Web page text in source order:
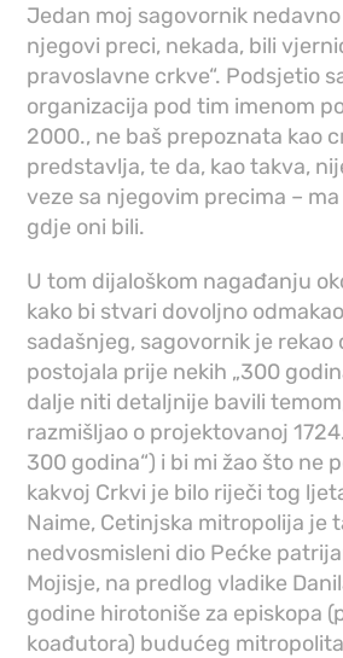
Jedan moj sagovornik
njegovi preci, nekada, bili
pravoslavne crkve“. Podsjetio
organizacija pod tim imenom
2000., ne baš prepoznata kao
predstavlja, te da, kao takva,
veze sa njegovim precima – ma
gd‌je oni bili.
U tom dijaloškom nagađanju
kako bi stvari dovoljno
sadašnjeg, sagovornik je rekao
postojala prije nekih „300
dalje niti detaljnije bavili
razmišljao o projektovanoj
300 godina“) i bi mi žao što ne
kakvoj Crkvi je bilo riječi tog
Naime, Cetinjska mitropolija je
nedvosmisleni dio Pećke
Mojisje, na predlog vladike
godine hirotoniše za episkopa
koađutora) budućeg